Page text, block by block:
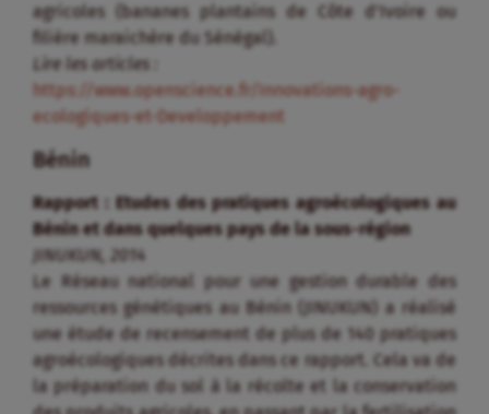
agricoles (bananes plantains de Côte d’Ivoire ou
filière maraichère du Sénégal).
Lire les articles :
https://www.openscience.fr/Innovations-agro-
ecologiques-et-Developpement
Bénin
Rapport : Etudes des pratiques agroécologiques au
Bénin et dans quelques pays de la sous-région
JINUKUN, 2014
Le Réseau national pour une gestion durable des
ressources génétiques au Bénin (JINUKUN) a réalisé
une étude de recensement de plus de 140 pratiques
agroécologiques décrites dans ce rapport. Cela va de
la préparation du sol à la récolte et la conservation